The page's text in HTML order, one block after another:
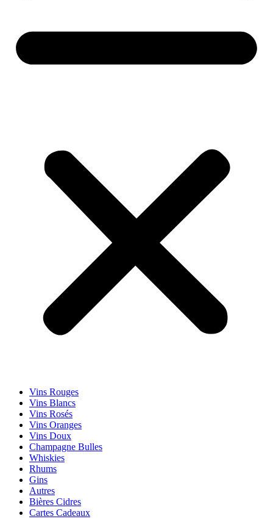
Vins Rouges
Vins Blancs
Vins Rosés
Vins Oranges
Vins Doux
Champagne Bulles
Whiskies
Rhums
Gins
Autres
Bières Cidres
Cartes Cadeaux